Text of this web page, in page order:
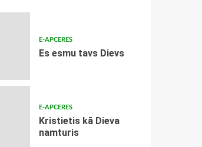
E-APCERES
Es esmu tavs Dievs
E-APCERES
Kristietis kā Dieva
namturis